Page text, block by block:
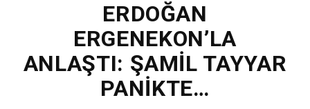
ERDOĞAN
ERGENEKON’LA
ANLAŞTI: ŞAMİL TAYYAR
PANİKTE…